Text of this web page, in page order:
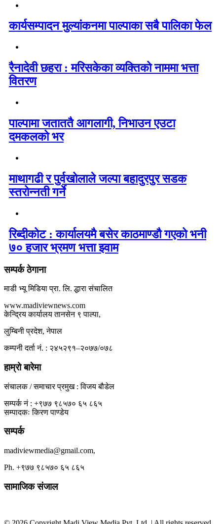
कार्यसम्पादन मुल्यांकनमा पाल्पाका सबै पालिका फेल
रैनादेवी छहरा : मरिसकेका व्यक्तिको नाममा भत्ता
वितरण
पाल्पामा जताततै आगलागी, निभाउन एउटा
दमकलको भर
माथागढी र पुर्वखोलाले जल्पा बहादुरपुर सडक
स्तरोन्नती गर्ने
रिब्दीकोट : कार्यालयमै बसेर काठमाण्डौ गएको भनी
७० हजार भ्रमण भत्ता झ्वाम
सम्पर्क ठेगाना
माडी भ्यू मिडिया प्रा. लि. द्धारा संचालित
www.madiviewnews.com
केन्द्रिय कार्यालय तानसेन ९ पाल्पा,
लुम्बिनी प्रदेश, नेपाल
कम्पनी दर्ता नं. : २४५२९१–२०७७/०७८
हाम्रो बारेमा
संचालक / समाचार प्रमुख : विजय बौडेल
सम्पर्क नं : +९७७ ९८५७० ६५ ८६५
सम्पादकः किरण पाण्डेय
सम्पर्क
madiviewmedia@gmail.com,
Ph. +९७७ ९८५७० ६५ ८६५
सामाजिक संजाल